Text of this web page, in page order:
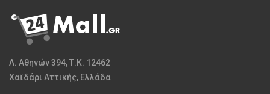
Λ. Αθηνών 394, Τ.Κ. 12462
Χαϊδάρι Αττικής, Ελλάδα